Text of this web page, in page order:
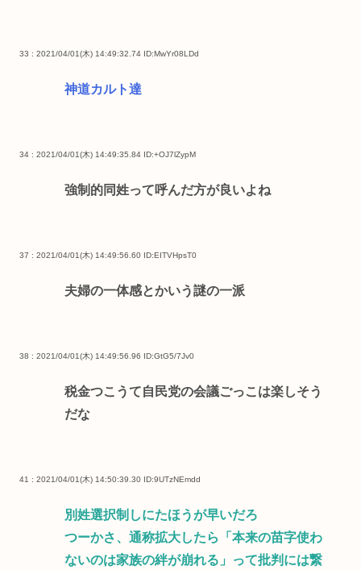
33 : 2021/04/01(木) 14:49:32.74 ID:MwYr08LDd
神道カルト達
34 : 2021/04/01(木) 14:49:35.84 ID:+OJ7lZypM
強制的同姓って呼んだ方が良いよね
37 : 2021/04/01(木) 14:49:56.60 ID:EITVHpsT0
夫婦の一体感とかいう謎の一派
38 : 2021/04/01(木) 14:49:56.96 ID:GtG5/7Jv0
税金つこうて自民党の会議ごっこは楽しそう
だな
41 : 2021/04/01(木) 14:50:39.30 ID:9UTzNEmdd
別姓選択制しにたほうが早いだろ
つーかさ、通称拡大したら「本来の苗字使わ
ないのは家族の絆が崩れる」って批判には繋